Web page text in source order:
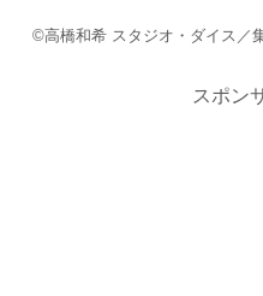
©高橋和希 スタジオ・ダイス／
スポン